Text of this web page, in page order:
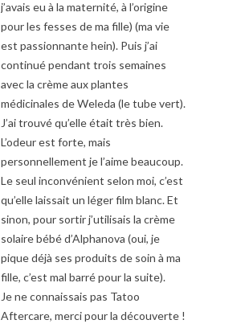
j’avais eu à la maternité, à l’origine
pour les fesses de ma fille) (ma vie
est passionnante hein). Puis j’ai
continué pendant trois semaines
avec la crème aux plantes
médicinales de Weleda (le tube vert).
J’ai trouvé qu’elle était très bien.
L’odeur est forte, mais
personnellement je l’aime beaucoup.
Le seul inconvénient selon moi, c’est
qu’elle laissait un léger film blanc. Et
sinon, pour sortir j’utilisais la crème
solaire bébé d’Alphanova (oui, je
pique déjà ses produits de soin à ma
fille, c’est mal barré pour la suite).
Je ne connaissais pas Tatoo
Aftercare, merci pour la découverte !